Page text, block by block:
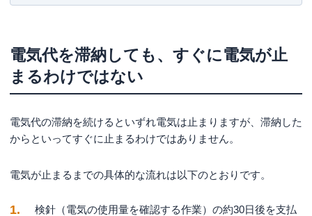
電気代が払えない場合の対処法
対処法1.電力会社に電気代の支払いについて相談をする
対処法2.電気代の支払いをクレジットカード払いに変更
対処法3.即金性の高い仕事をしてお金を稼ぐ
対処法5.カードローンを利用して電気代を準備する
電気代を滞納しても、すぐに電気が止
まるわけではない
電気代の滞納を続けるといずれ電気は止まりますが、滞納した
からといってすぐに止まるわけではありません。
電気が止まるまでの具体的な流れは以下のとおりです。
検針（電気の使用量を確認する作業）の約30日後を支払